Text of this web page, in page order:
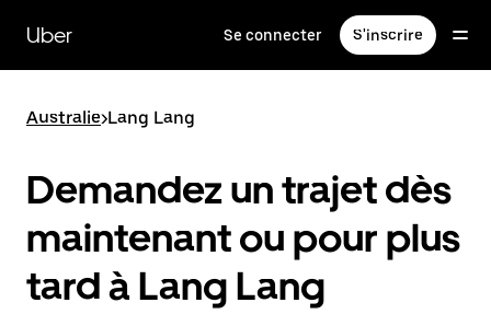
contenu
principal
Uber Se connecter S'inscrire
Australie>Lang Lang
Demandez un trajet dès
maintenant ou pour plus
tard à Lang Lang